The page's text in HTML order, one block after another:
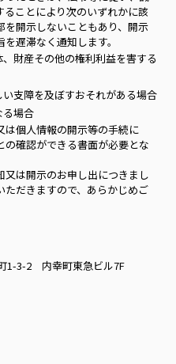
ことにより次のいずれかに該
開示しないこともあり、開示
遅滞なく通知します。
財産その他の権利利益を害する
支障を及ぼすおそれがある場合
る場合
個人情報の開示等の手続に
確認ができる書面が必要とな
は開示のお申し出につきまし
だきますので、あらかじめご
1-3-2 内幸町東急ビル7F